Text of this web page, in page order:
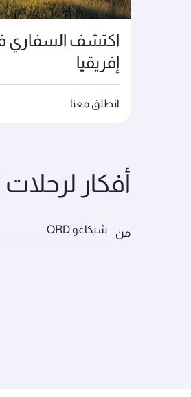
اكتشف السفاري
إفريقيا
انطلق معنا
أفكار لرحلات
من